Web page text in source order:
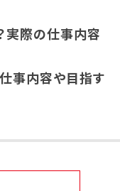
実際の仕事内容
事内容や目指す